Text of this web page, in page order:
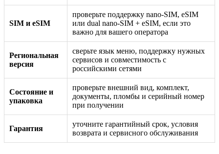
SIM и eSIM
проверьте поддержку nano-SIM, eSIM
или dual nano-SIM + eSIM, если это
важно для вашего оператора
Региональная
версия
сверьте язык меню, поддержку нужных
сервисов и совместимость с
российскими сетями
Состояние и
упаковка
проверьте внешний вид, комплект,
документы, пломбы и серийный номер
при получении
Гарантия
уточните гарантийный срок, условия
возврата и сервисного обслуживания